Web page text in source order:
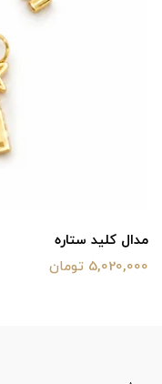
مدال کلید ستاره
5,020,000 تومان